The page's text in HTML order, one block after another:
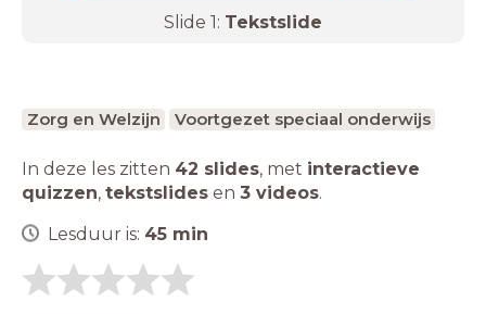
Slide 1: Tekstslide
Zorg en Welzijn Voortgezet speciaal onderwijs
In deze les zitten 42 slides, met interactieve
quizzen, tekstslides en 3 videos.
Lesduur is: 45 min